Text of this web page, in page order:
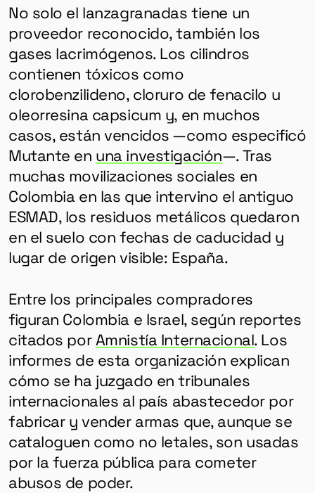
No solo el lanzagranadas tiene un
proveedor reconocido, también los
gases lacrimógenos. Los cilindros
contienen tóxicos como
clorobenzilideno, cloruro de fenacilo u
oleorresina capsicum y, en muchos
casos, están vencidos —como especificó
Mutante en una investigación—. Tras
muchas movilizaciones sociales en
Colombia en las que intervino el antiguo
ESMAD, los residuos metálicos quedaron
en el suelo con fechas de caducidad y
lugar de origen visible: España.
Entre los principales compradores
figuran Colombia e Israel, según reportes
citados por Amnistía Internacional. Los
informes de esta organización explican
cómo se ha juzgado en tribunales
internacionales al país abastecedor por
fabricar y vender armas que, aunque se
cataloguen como no letales, son usadas
por la fuerza pública para cometer
abusos de poder.